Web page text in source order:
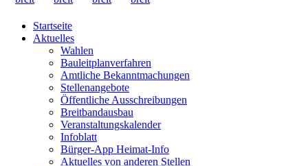
Startseite
Aktuelles
Wahlen
Bauleitplanverfahren
Amtliche Bekanntmachungen
Stellenangebote
Öffentliche Ausschreibungen
Breitbandausbau
Veranstaltungskalender
Infoblatt
Bürger-App Heimat-Info
Aktuelles von anderen Stellen